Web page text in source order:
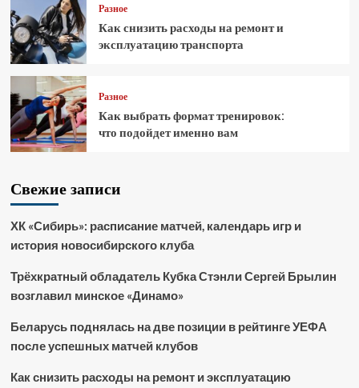
Разное
Как снизить расходы на ремонт и
эксплуатацию транспорта
Разное
Как выбрать формат тренировок:
что подойдет именно вам
Свежие записи
ХК «Сибирь»: расписание матчей, календарь игр и
история новосибирского клуба
Трёхкратный обладатель Кубка Стэнли Сергей Брылин
возглавил минское «Динамо»
Беларусь поднялась на две позиции в рейтинге УЕФА
после успешных матчей клубов
Как снизить расходы на ремонт и эксплуатацию